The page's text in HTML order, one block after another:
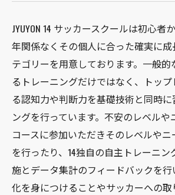
JYUYON 14 サッカースクールは初心者
年関係なくその個人に合った確実に
テゴリーを用意しております。一般
るトレーニングだけではなく、トッ
る認知力や判断力を基礎技術と同時
ングを行っています。不安のレベルや
コースに参加いただきそのレベルや
を行ったり、14独自の自主トレーニ
施とデータ集計のフィードバックを
化を身につけることやサッカーへの